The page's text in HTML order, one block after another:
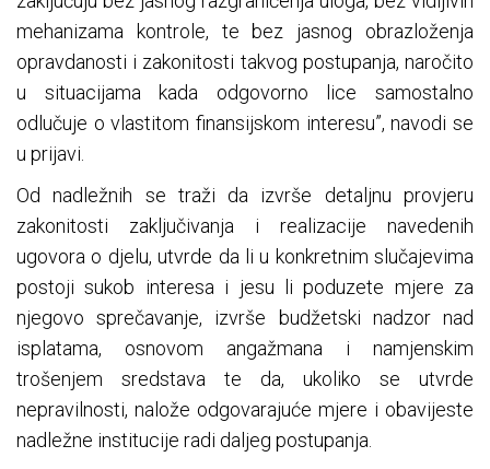
mehanizama kontrole, te bez jasnog obrazloženja
opravdanosti i zakonitosti takvog postupanja, naročito
u situacijama kada odgovorno lice samostalno
odlučuje o vlastitom finansijskom interesu”, navodi se
u prijavi.
Od nadležnih se traži da izvrše detaljnu provjeru
zakonitosti zaključivanja i realizacije navedenih
ugovora o djelu, utvrde da li u konkretnim slučajevima
postoji sukob interesa i jesu li poduzete mjere za
njegovo sprečavanje, izvrše budžetski nadzor nad
isplatama, osnovom angažmana i namjenskim
trošenjem sredstava te da, ukoliko se utvrde
nepravilnosti, nalože odgovarajuće mjere i obavijeste
nadležne institucije radi daljeg postupanja.